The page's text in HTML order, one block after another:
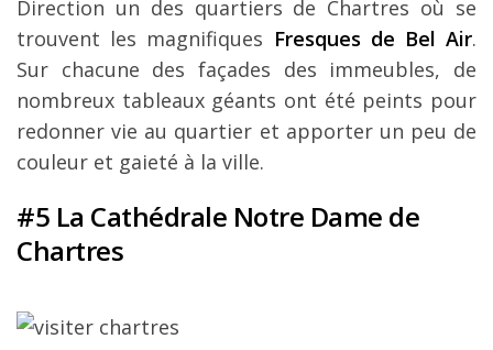
Direction un des quartiers de Chartres où se
trouvent les magnifiques Fresques de Bel Air.
Sur chacune des façades des immeubles, de
nombreux tableaux géants ont été peints pour
redonner vie au quartier et apporter un peu de
couleur et gaieté à la ville.
#5 La Cathédrale Notre Dame de
Chartres